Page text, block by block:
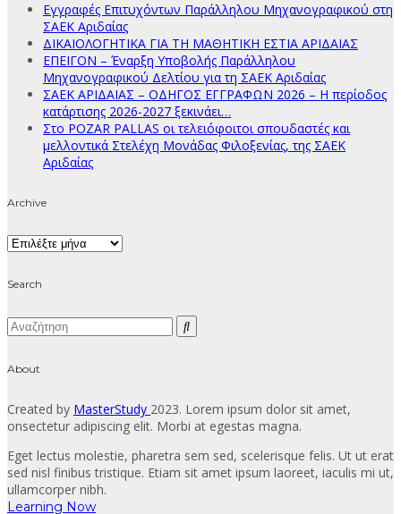
Εγγραφές Επιτυχόντων Παράλληλου Μηχανογραφικού στη
ΣΑΕΚ Αριδαίας
ΔΙΚΑΙΟΛΟΓΗΤΙΚΑ ΓΙΑ ΤΗ ΜΑΘΗΤΙΚΗ ΕΣΤΙΑ ΑΡΙΔΑΙΑΣ
ΕΠΕΙΓΟΝ – Έναρξη Υποβολής Παράλληλου
Μηχανογραφικού Δελτίου για τη ΣΑΕΚ Αριδαίας
ΣΑΕΚ ΑΡΙΔΑΙΑΣ – ΟΔΗΓΟΣ ΕΓΓΡΑΦΩΝ 2026 – Η περίοδος
κατάρτισης 2026-2027 ξεκινάει…
Στο POZAR PALLAS οι τελειόφοιτοι σπουδαστές και
μελλοντικά Στελέχη Μονάδας Φιλοξενίας, της ΣΑΕΚ
Αριδαίας
Archive
Archive
Search
About
Created by MasterStudy 2023. Lorem ipsum dolor sit amet,
onsectetur adipiscing elit. Morbi at egestas magna.
Eget lectus molestie, pharetra sem sed, scelerisque felis. Ut ut erat
sed nisl finibus tristique. Etiam sit amet ipsum laoreet, iaculis mi ut,
ullamcorper nibh.
Learning Now